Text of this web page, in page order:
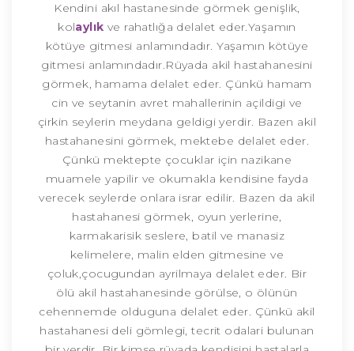
Kendini akıl hastanesinde görmek genişlik,
kolaylık ve rahatlığa delalet eder.Yaşamın
kötüye gitmesi anlamındadır. Yaşamın kötüye
gitmesi anlamındadır.Rüyada akil hastahanesini
görmek, hamama delalet eder. Çünkü hamam
cin ve seytanin avret mahallerinin açildigi ve
çirkin seylerin meydana geldigi yerdir. Bazen akil
hastahanesini görmek, mektebe delalet eder.
Çünkü mektepte çocuklar için nazikane
muamele yapilir ve okumakla kendisine fayda
verecek seylerde onlara israr edilir. Bazen da akil
hastahanesi görmek, oyun yerlerine,
karmakarisik seslere, batil ve manasiz
kelimelere, malin elden gitmesine ve
çoluk,çocugundan ayrilmaya delalet eder. Bir
ölü akil hastahanesinde görülse, o ölünün
cehennemde olduguna delalet eder. Çünkü akil
hastahanesi deli gömlegi, tecrit odalari bulunan